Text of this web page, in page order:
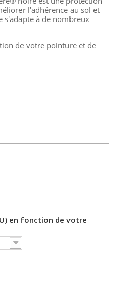
l'adhérence au sol et
s'adapte à de nombreux
de votre pointure et de
en fonction de votre